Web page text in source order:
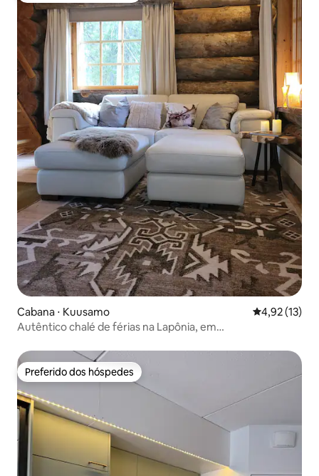
Cabana ⋅ Kuusamo 4,92 de uma
4,92 (13)
Autêntico chalé de férias na Lapônia, em
Preferido dos hóspedes
Preferido dos hóspedes